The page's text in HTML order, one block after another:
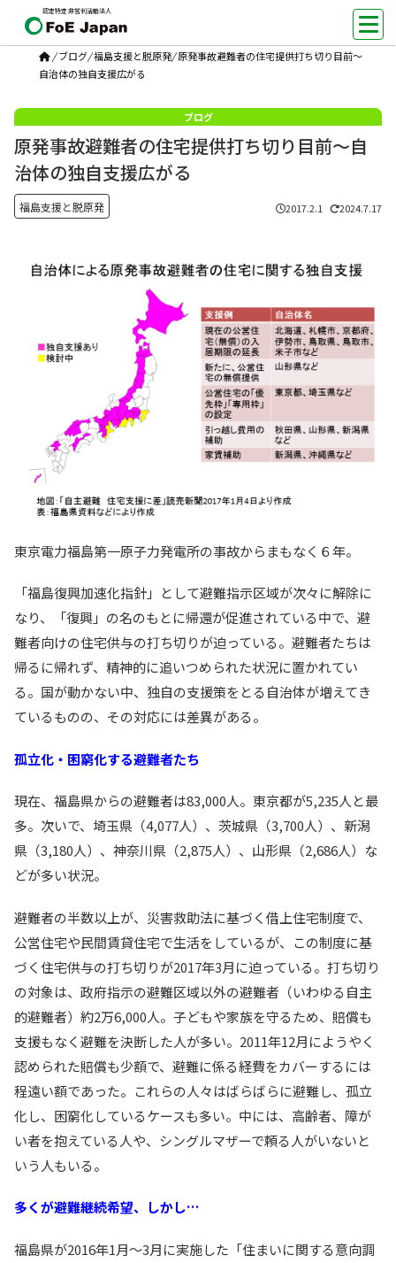
認定特定非営利活動法人
/ ブログ/福島支援と脱原発/ 原発事故避難者の住宅提供打ち切り目前～
自治体の独自支援広がる
原発事故避難者の住宅提供打ち切り目前～自
治体の独自支援広がる
福島支援と脱原発 2017.2.1 2024.7.17
東京電力福島第一原子力発電所の事故からまもなく６年。
「福島復興加速化指針」として避難指示区域が次々に解除に
なり、「復興」の名のもとに帰還が促進されている中で、避
難者向けの住宅供与の打ち切りが迫っている。避難者たちは
帰るに帰れず、精神的に追いつめられた状況に置かれてい
る。国が動かない中、独自の支援策をとる自治体が増えてき
ているものの、その対応には差異がある。
孤立化・困窮化する避難者たち
現在、福島県からの避難者は83,000人。東京都が5,235人と最
多。次いで、埼玉県（4,077人）、茨城県（3,700人）、新潟
県（3,180人）、神奈川県（2,875人）、山形県（2,686人）な
どが多い状況。
避難者の半数以上が、災害救助法に基づく借上住宅制度で、
公営住宅や民間賃貸住宅で生活をしているが、この制度に基
づく住宅供与の打ち切りが2017年3月に迫っている。打ち切り
の対象は、政府指示の避難区域以外の避難者（いわゆる自主
的避難者）約2万6,000人。子どもや家族を守るため、賠償も
支援もなく避難を決断した人が多い。2011年12月にようやく
認められた賠償も少額で、避難に係る経費をカバーするには
程遠い額であった。これらの人々はばらばらに避難し、孤立
化し、困窮化しているケースも多い。中には、高齢者、障が
い者を抱えている人や、シングルマザーで頼る人がいないと
いう人もいる。
多くが避難継続希望、しかし…
福島県が2016年1月～3月に実施した「住まいに関する意向調